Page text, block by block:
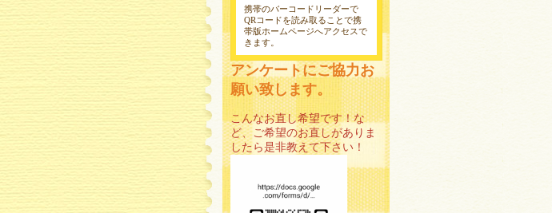
携帯のバーコードリーダーで
QRコードを読み取ることで携
帯版ホームページへアクセスで
きます。
アンケートにご協力お
願い致します。
こんなお直し希望です！な
ど、ご希望のお直しがありま
したら是非教えて下さい！